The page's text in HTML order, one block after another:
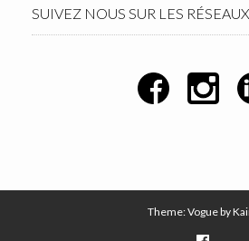
SUIVEZ NOUS SUR LES
Theme: Vogue by